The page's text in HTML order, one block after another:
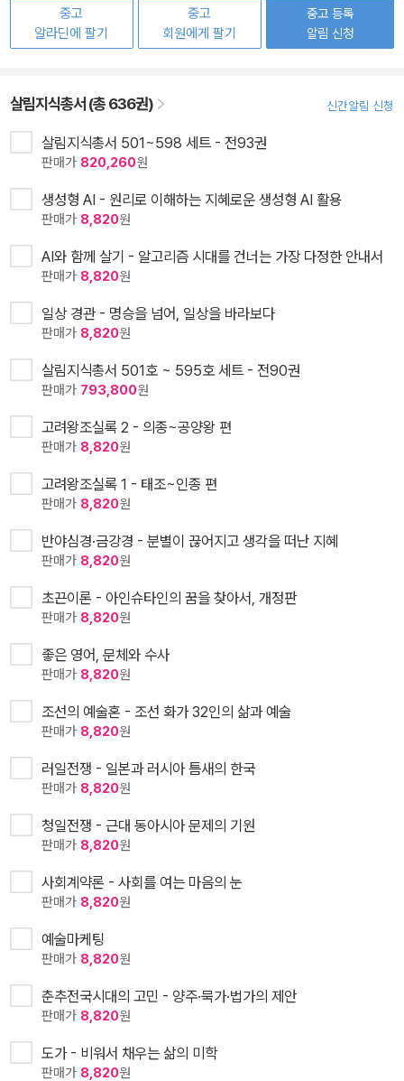
중고
알라딘에 팔기
중고
회원에게 팔기
중고 등록
알림 신청
살림지식총서 (총 636권) 신간알림 신청
살림지식총서 501~598 세트 - 전93권
판매가 820,260원
생성형 AI - 원리로 이해하는 지혜로운 생성형 AI 활용
판매가 8,820원
AI와 함께 살기 - 알고리즘 시대를 건너는 가장 다정한 안내서
판매가 8,820원
일상 경관 - 명승을 넘어, 일상을 바라보다
판매가 8,820원
살림지식총서 501호 ~ 595호 세트 - 전90권
판매가 793,800원
고려왕조실록 2 - 의종~공양왕 편
판매가 8,820원
고려왕조실록 1 - 태조~인종 편
판매가 8,820원
반야심경·금강경 - 분별이 끊어지고 생각을 떠난 지혜
판매가 8,820원
초끈이론 - 아인슈타인의 꿈을 찾아서, 개정판
판매가 8,820원
좋은 영어, 문체와 수사
판매가 8,820원
조선의 예술혼 - 조선 화가 32인의 삶과 예술
판매가 8,820원
러일전쟁 - 일본과 러시아 틈새의 한국
판매가 8,820원
청일전쟁 - 근대 동아시아 문제의 기원
판매가 8,820원
사회계약론 - 사회를 여는 마음의 눈
판매가 8,820원
예술마케팅
판매가 8,820원
춘추전국시대의 고민 - 양주·묵가·법가의 제안
판매가 8,820원
도가 - 비워서 채우는 삶의 미학
판매가 8,820원